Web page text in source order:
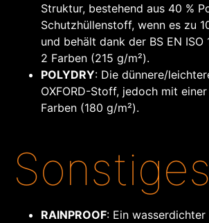
Struktur, bestehend aus 40 %
Schutzhüllenstoff, wenn es zu
und behält dank der BS EN
2 Farben (215 g/m²).
POLYDRY: Die dünnere/
OXFORD-Stoff, jedoch mit
Farben (180 g/m²).
RAINPROOF: Ein